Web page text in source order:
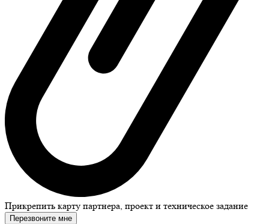
Прикрепить карту партнера, проект и техническое задание
Перезвоните мне